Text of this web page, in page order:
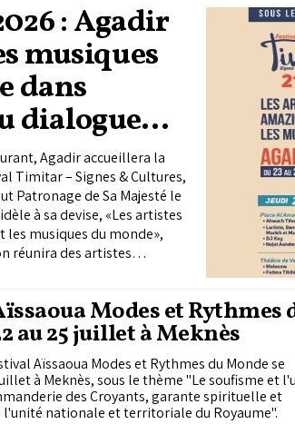
: Agadir
musiques
dans
dialogue
Agadir accueillera la
Timitar – Signes & Cultures,
Patronage de Sa Majesté le
à sa devise, «Les artistes
musiques du monde»,
réunira des artistes
contemporaines et
Modes et Rythmes
au 25 juillet à Meknès
Aïssaoua Modes et Rythmes du Monde se
à Meknès, sous le thème "Le soufisme et
des Croyants, garante spirituelle et
nationale et territoriale du Royaume".